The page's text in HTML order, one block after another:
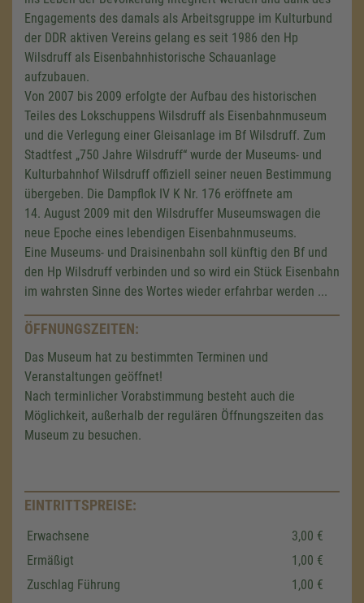
Engagements des damals als Arbeitsgruppe im Kulturbund
der DDR aktiven Vereins gelang es seit 1986 den Hp
Wilsdruff als Eisenbahnhistorische Schauanlage
aufzubauen.
Von 2007 bis 2009 erfolgte der Aufbau des historischen
Teiles des Lokschuppens Wilsdruff als Eisenbahnmuseum
und die Verlegung einer Gleisanlage im Bf Wilsdruff. Zum
Stadtfest „750 Jahre Wilsdruff“ wurde der Museums- und
Kulturbahnhof Wilsdruff offiziell seiner neuen Bestimmung
übergeben. Die Dampflok IV K Nr. 176 eröffnete am
14. August 2009 mit den Wilsdruffer Museumswagen die
neue Epoche eines lebendigen Eisenbahnmuseums.
Eine Museums- und Draisinenbahn soll künftig den Bf und
den Hp Wilsdruff verbinden und so wird ein Stück Eisenbahn
im wahrsten Sinne des Wortes wieder erfahrbar werden ...
ÖFFNUNGSZEITEN:
Das Museum hat zu bestimmten Terminen und
Veranstaltungen geöffnet!
Nach terminlicher Vorabstimmung besteht auch die
Möglichkeit, außerhalb der regulären Öffnungszeiten das
Museum zu besuchen.
EINTRITTSPREISE:
Erwachsene
3,00 €
Ermäßigt
1,00 €
Zuschlag Führung
1,00 €
um den Google Maps-Service zu